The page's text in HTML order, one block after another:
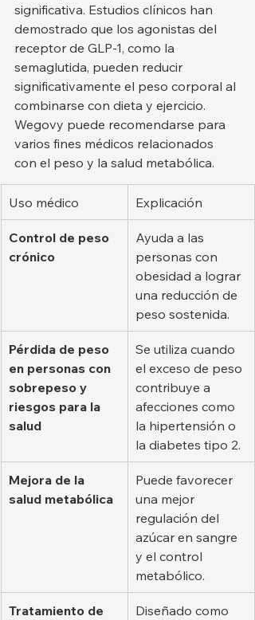
significativa. Estudios clínicos han
demostrado que los agonistas del
receptor de GLP-1, como la
semaglutida, pueden reducir
significativamente el peso corporal al
combinarse con dieta y ejercicio.
Wegovy puede recomendarse para
varios fines médicos relacionados
con el peso y la salud metabólica.
Uso médico Explicación
Control de peso
crónico
Ayuda a las
personas con
obesidad a lograr
una reducción de
peso sostenida.
Pérdida de peso
en personas con
sobrepeso y
riesgos para la
salud
Se utiliza cuando
el exceso de peso
contribuye a
afecciones como
la hipertensión o
la diabetes tipo 2.
Mejora de la
salud metabólica
Puede favorecer
una mejor
regulación del
azúcar en sangre
y el control
metabólico.
Tratamiento de
Diseñado como